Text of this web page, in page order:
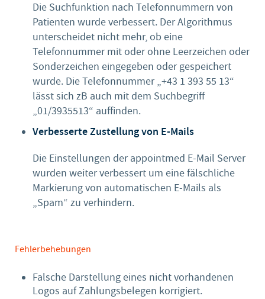
Die Suchfunktion nach Telefonnummern von
Patienten wurde verbessert. Der Algorithmus
unterscheidet nicht mehr, ob eine
Telefonnummer mit oder ohne Leerzeichen oder
Sonderzeichen eingegeben oder gespeichert
wurde. Die Telefonnummer „+43 1 393 55 13“
lässt sich zB auch mit dem Suchbegriff
„01/3935513“ auffinden.
Verbesserte Zustellung von E-Mails
Die Einstellungen der appointmed E-Mail Server
wurden weiter verbessert um eine fälschliche
Markierung von automatischen E-Mails als
„Spam“ zu verhindern.
Fehlerbehebungen
Falsche Darstellung eines nicht vorhandenen
Logos auf Zahlungsbelegen korrigiert.